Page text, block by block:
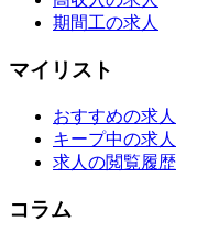
期間工の求人
マイリスト
おすすめの求人
キープ中の求人
求人の閲覧履歴
コラム